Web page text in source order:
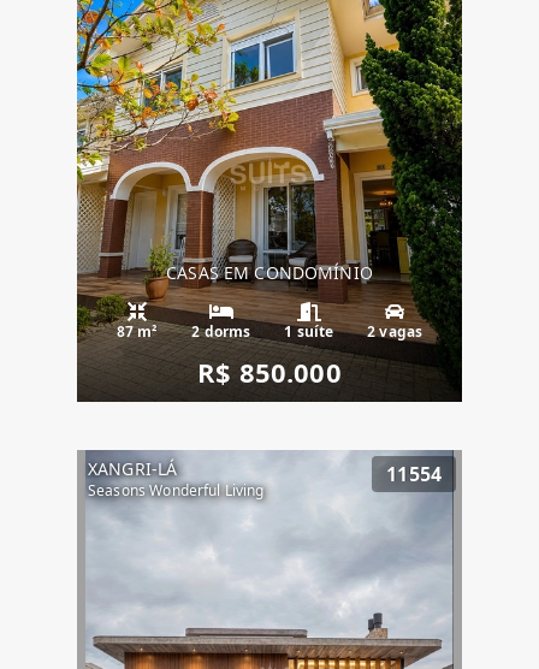
CASAS EM CONDOMÍNIO
87 m² 2 dorms 1 suíte 2 vagas
R$ 850.000
XANGRI-LÁ
Seasons Wonderful Living
11554